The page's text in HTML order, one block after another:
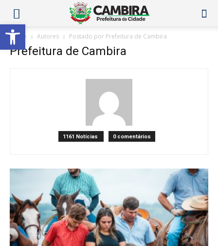
Abrir a barra de ferramentas
Home Autores Postado por Prefeitura de Cambira
Prefeitura de Cambira
1161 Notícias 0 comentários